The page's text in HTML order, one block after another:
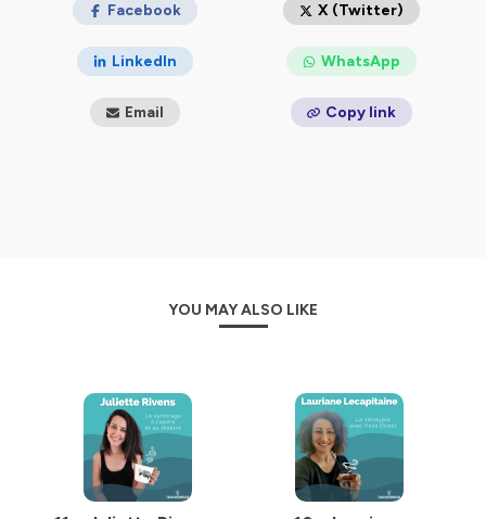
des stratégies, des astuces et des outils pour lancer et
développer votre entreprise de traduction, ou
simplement vous familiariser à ce vaste univers.
Facebook X (Twitter)
LinkedIn WhatsApp
Email Copy link
YOU MAY ALSO LIKE